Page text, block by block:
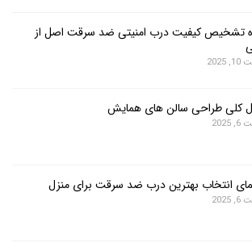
درب امنیتی ضد سرقت اصل از
سالن های همایش
بهترین درب ضد سرقت برای منزل